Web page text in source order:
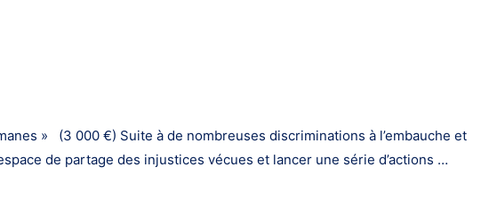
» (3 000 €) Suite à de nombreuses discriminations à l’embauche et
de partage des injustices vécues et lancer une série d’actions …